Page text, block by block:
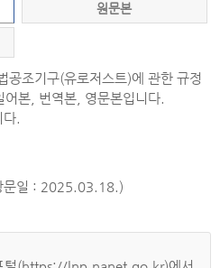
원문본
공조기구(유로저스트)에 관한 규정
본, 번역본, 영문본입니다.
.
문일 : 2025.03.18.)